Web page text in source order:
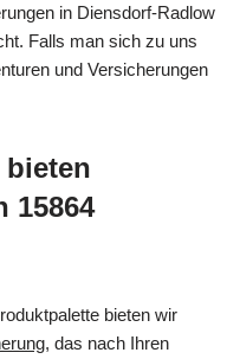
in Diensdorf-Radlow
Falls man sich zu uns
und Versicherungen
15864
bieten wir
, das nach Ihren